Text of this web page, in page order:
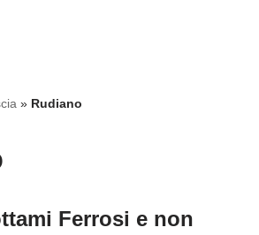
» Rudiano
Ferrosi e non